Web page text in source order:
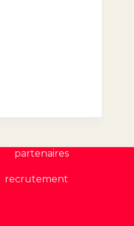
partenaires
recrutement